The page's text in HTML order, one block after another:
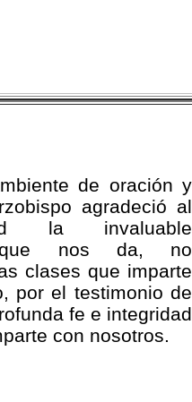
de oración y
agradeció al
la invaluable
que nos da, no
clases que imparte
por el testimonio de
fe e integridad
con nosotros.